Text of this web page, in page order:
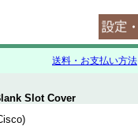
送料・お支払い方法
Slot Cover